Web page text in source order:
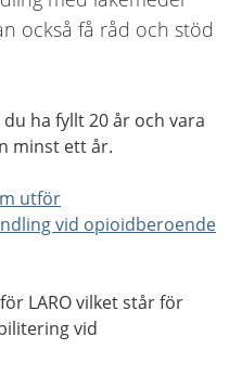
också få råd och stöd
ha fyllt 20 år och vara
minst ett år.
utför
vid opioidberoende
LARO vilket står för
vid